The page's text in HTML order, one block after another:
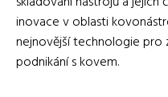
inovace v oblasti
nejnovější technologie
podnikání s kovem.